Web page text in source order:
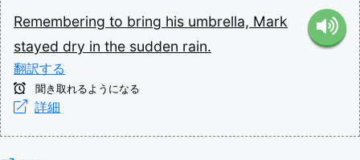
Remembering to bring his umbrella, Mark
stayed dry in the sudden rain.
翻訳する
聞き取れるようになる
詳細